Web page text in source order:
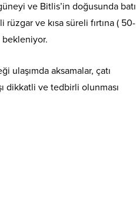
ve Bitlis’in doğusunda batı
ve kısa süreli fırtına ( 50-
bekleniyor.
ulaşımda aksamalar, çatı
dikkatli ve tedbirli olunması